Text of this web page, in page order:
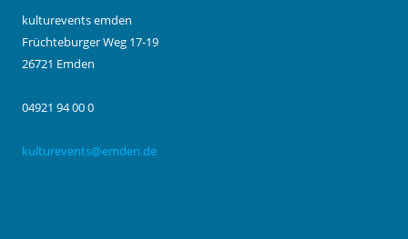
kulturevents emden
Früchteburger Weg 17-19
26721 Emden
04921 94 00 0
kulturevents@emden.de